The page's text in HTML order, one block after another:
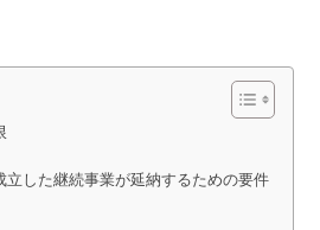
立した継続事業が延納するための要件